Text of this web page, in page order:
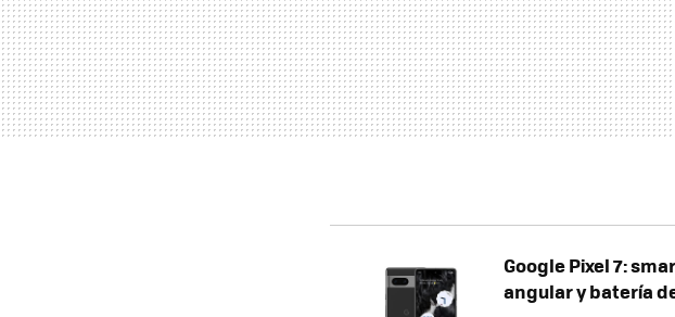
Google Pixel 7:
angular y batería